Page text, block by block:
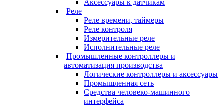
Аксессуары к датчикам
Реле
Реле времени, таймеры
Реле контроля
Измерительные реле
Исполнительные реле
Промышленные контроллеры и
автоматизация производства
Логические контроллеры и аксессуары
Промышленная сеть
Средства человеко-машинного
интерфейса